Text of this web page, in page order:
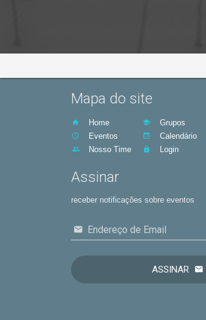
Mapa do site
Home Grupos
Eventos
Calendário
Nosso Time
Login
Assinar
receber notificações sobre eventos
Endereço de Email
ASSINAR